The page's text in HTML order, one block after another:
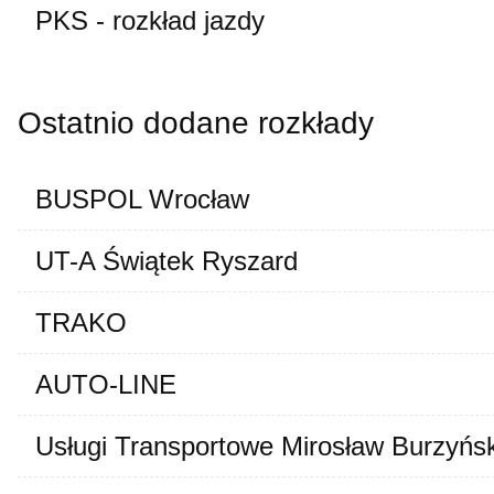
PKS - rozkład jazdy
Ostatnio dodane rozkłady
BUSPOL Wrocław
UT-A Świątek Ryszard
TRAKO
AUTO-LINE
Usługi Transportowe Mirosław